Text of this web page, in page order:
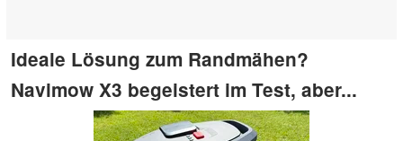
Ideale Lösung zum Randmähen?
Navimow X3 begeistert im Test, aber...